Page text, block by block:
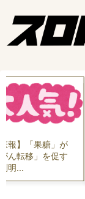
報】「果糖」が
ん転移」を促す
明...